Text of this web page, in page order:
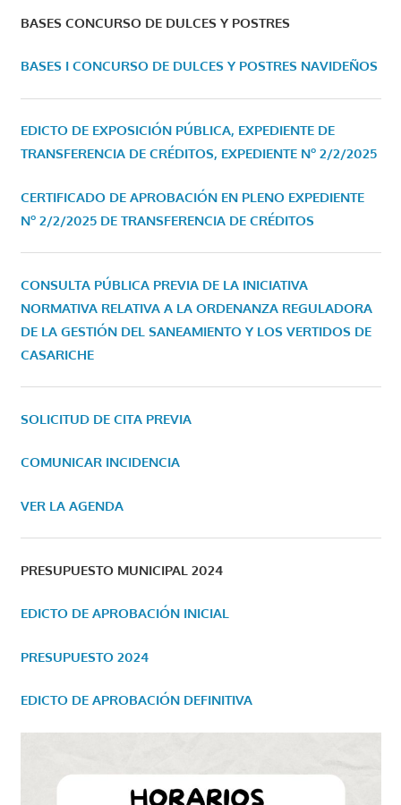
BASES CONCURSO DE DULCES Y POSTRES
BASES I CONCURSO DE DULCES Y POSTRES NAVIDEÑOS
EDICTO DE EXPOSICIÓN PÚBLICA, EXPEDIENTE DE
TRANSFERENCIA DE CRÉDITOS, EXPEDIENTE Nº 2/2/2025
CERTIFICADO DE APROBACIÓN EN PLENO EXPEDIENTE
Nº 2/2/2025 DE TRANSFERENCIA DE CRÉDITOS
CONSULTA PÚBLICA PREVIA DE LA INICIATIVA
NORMATIVA RELATIVA A LA ORDENANZA REGULADORA
DE LA GESTIÓN DEL SANEAMIENTO Y LOS VERTIDOS DE
CASARICHE
SOLICITUD DE CITA PREVIA
COMUNICAR INCIDENCIA
VER LA AGENDA
PRESUPUESTO MUNICIPAL 2024
EDICTO DE APROBACIÓN INICIAL
PRESUPUESTO 2024
EDICTO DE APROBACIÓN DEFINITIVA